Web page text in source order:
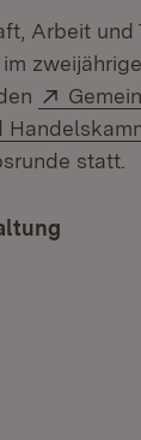
Arbeit
Extern:
statt.